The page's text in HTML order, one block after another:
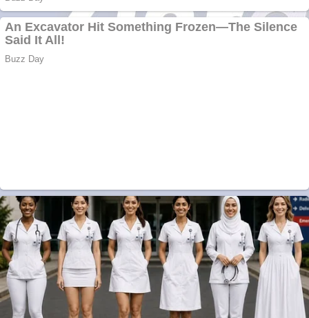
KUHN
Creez aplicatie
ANDROID pentru